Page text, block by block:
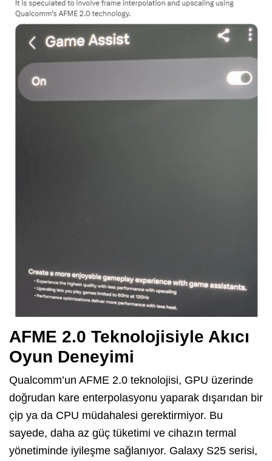
AFME 2.0 Teknolojisiyle Akıcı
Oyun Deneyimi
Qualcomm’un AFME 2.0 teknolojisi, GPU üzerinde
doğrudan kare enterpolasyonu yaparak dışarıdan bir
çip ya da CPU müdahalesi gerektirmiyor. Bu
sayede, daha az güç tüketimi ve cihazın termal
yönetiminde iyileşme sağlanıyor. Galaxy S25 serisi,